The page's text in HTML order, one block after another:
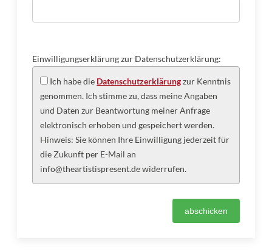
Einwilligungserklärung zur Datenschutzerklärung:
Ich habe die Datenschutzerklärungzur Kenntnis
genommen. Ich stimme zu, dass meine Angaben
und Daten zur Beantwortung meiner Anfrage
elektronisch erhoben und gespeichert werden.
Hinweis: Sie können Ihre Einwilligung jederzeit für
die Zukunft per E-Mail an
info@theartistispresent.de widerrufen.